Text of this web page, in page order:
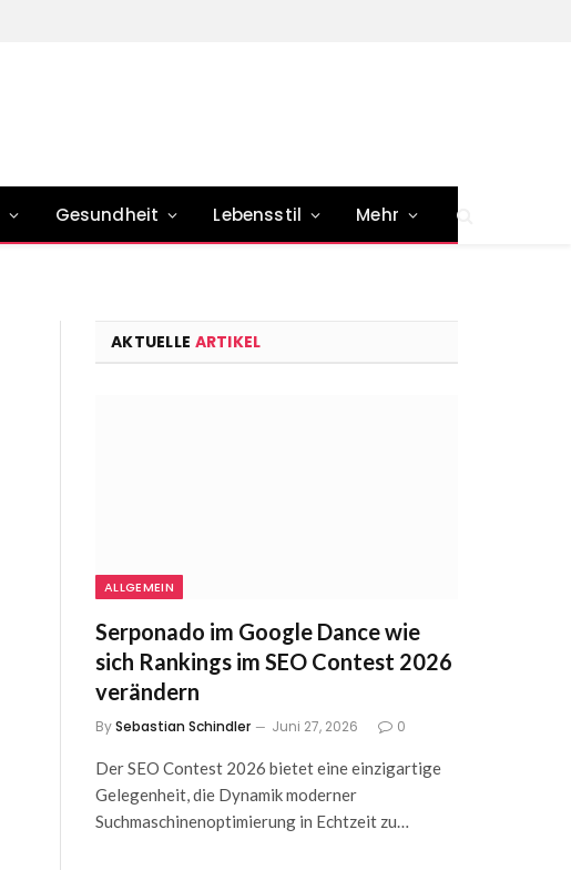
Gesundheit Lebensstil Mehr
AKTUELLE ARTIKEL
ALLGEMEIN
Serponado im Google Dance wie
sich Rankings im SEO Contest 2026
verändern
BySebastian Schindler Juni 27, 2026 0
Der SEO Contest 2026 bietet eine einzigartige
Gelegenheit, die Dynamik moderner
Suchmaschinenoptimierung in Echtzeit zu…